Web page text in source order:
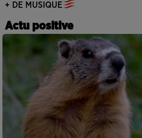
+ DE MUSIQUE
Actu positive